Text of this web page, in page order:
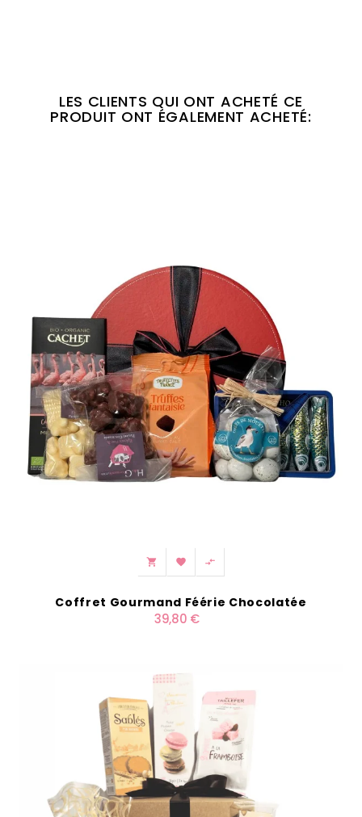
LES CLIENTS QUI ONT ACHETÉ CE
PRODUIT ONT ÉGALEMENT ACHETÉ:
  
Coffret Gourmand Féérie Chocolatée
39,80 €